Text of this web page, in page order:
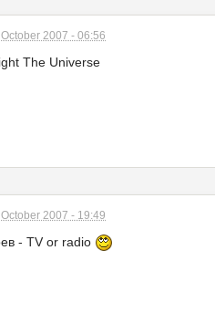
2007 - 06:56
The Universe
2007 - 19:49
- TV or radio